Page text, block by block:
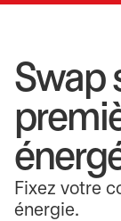
Swap
Fixez votre
énergie.